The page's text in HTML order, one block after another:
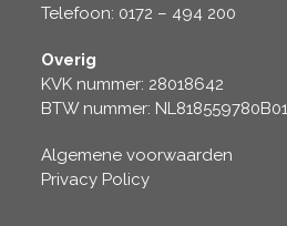
Telefoon: 0172 – 494 200
Overig
KVK nummer: 28018642
BTW nummer: NL818559780B01
Algemene voorwaarden
Privacy Policy